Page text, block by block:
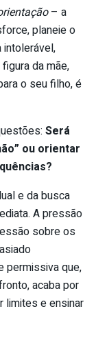
– a
planeie o
da mãe,
o seu filho, é
Será
ou orientar
e da busca
A pressão
sobre os
permissiva que,
acaba por
limites e ensinar